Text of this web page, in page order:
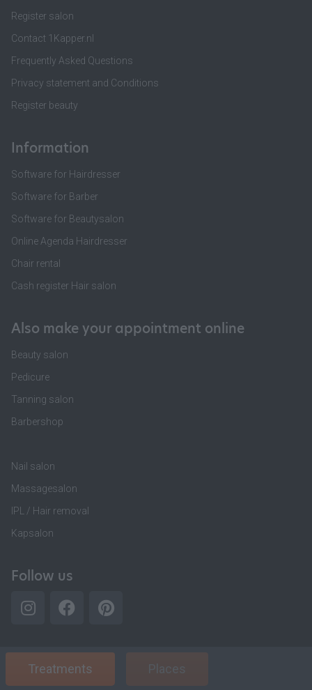
Register salon
Contact 1Kapper.nl
Frequently Asked Questions
Privacy statement and Conditions
Register beauty
Information
Software for Hairdresser
Software for Barber
Software for Beautysalon
Online Agenda Hairdresser
Chair rental
Cash register Hair salon
Also make your appointment online
Beauty salon
Pedicure
Tanning salon
Barbershop
Nail salon
Massagesalon
IPL / Hair removal
Kapsalon
Follow us
Treatments Places